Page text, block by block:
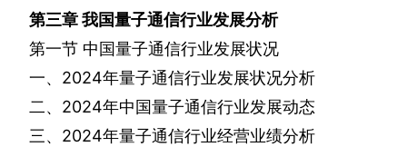
第三章我国量子通信行业发展分析
第一节 中国量子通信行业发展状况
一、 2024年量子通信行业发展状况分析
二、 2024年中国量子通信行业发展动态
三、 2024年量子通信行业经营业绩分析